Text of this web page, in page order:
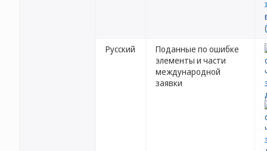
Русский
Поданные по ошибке
элементы и части
международной
заявки